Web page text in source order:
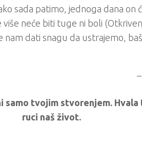
sada patimo, jednoga dana on
neće biti tuge ni boli
nam dati snagu da ustrajemo,
samo tvojim stvorenjem.
ruci naš život.